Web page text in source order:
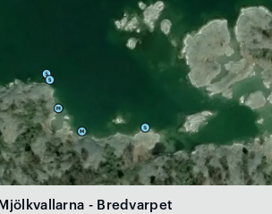
- Bredvarpet